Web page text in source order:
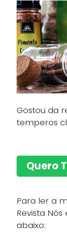
Gostou da
temperos
Quero
Para ler a
Revista
abaixo: